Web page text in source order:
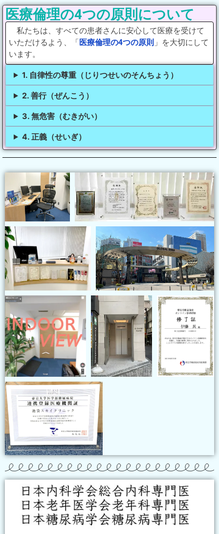
医療倫理の4つの原則について
私たちは、すべての患者さんに安心して医療を受けて
いただけるよう、「医療倫理の4つの原則 」を大切にして
います。
1. 自律性の尊重（じりつせいのそんちょう）
2. 善行（ぜんこう）
3. 無危害（むきがい）
4. 正義（せいぎ）